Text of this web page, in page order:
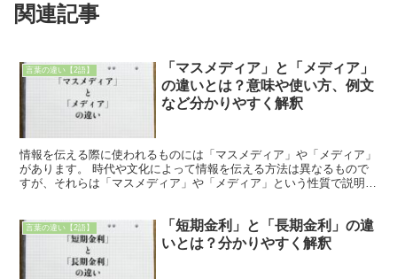
関連記事
言葉の違い【2語】
「マスメディア」と「メディア」
の違いとは？意味や使い方、例文
など分かりやすく解釈
情報を伝える際に使われるものには「マスメディア」や「メディア」
があります。 時代や文化によって情報を伝える方法は異なるもので
すが、それらは「マスメディア」や「メディア」という性質で説明す
言葉の違い【2語】
「短期金利」と「長期金利」の違
いとは？分かりやすく解釈